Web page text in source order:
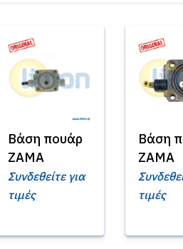
Βάση πουάρ
ZAMA
Συνδεθείτε για
τιμές
Βάση
ZAMA
τιμές